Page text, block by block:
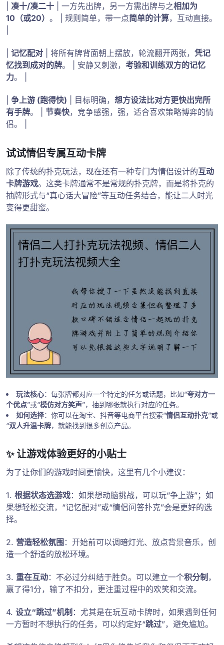
凑十/凑二十 | 一方先出牌，另一方需出牌与之相加为
10（或20） 。 | 规则简单，带一点简单的计算，互动直接。
记忆配对 | 将所有牌背面朝上摆放，轮流翻开两张， 凭记
忆找到成对的牌。 | 安静又刺激， 考验和训练双方的记忆
力。 |
争上游 (跑得快) | 目标明确， 想方设法比对方更快出完所
有手牌。 | 节奏快，竞争感强，强，适合喜欢策略博弈的情
侣。 |
试试情侣专属互动卡牌
除了传统的扑克玩法，现在还有一种专门为情侣设计的互动
卡牌游戏。这类卡牌通常不是常规的扑克牌，而是将扑克的
抽牌形式与“真心话大冒险”等互动任务结合，能让二人时光
变得更甜蜜。
玩法核心：每张牌都对应一个特定的任务或话题，比如“夸对方一
个优点”或“模仿对方笑声”，抽到哪张就执行对应的任务。
如何选择：你可以在淘宝、抖音等电商平台搜索“情侣互动扑克”或
“双人升温卡牌，就能找到很多创意产品。
✨ 让游戏体验更好的小贴士
为了让你们的游戏时间更愉快，这里有几个小建议：
1. 根据状态选游戏：如果想动脑挑战，可以玩“争上游”；如
果想轻松交流，“记忆配对”或“情侣问答扑克”会是更好的选
择。
2. 营造轻松氛围 ：开始前可以调暗灯光、放点背景音乐，创
造一个舒适的放松环境。
3. 重在互动：不必过分纠结于胜负。可以建立一个积分制 ，
赢了得1分，输了不扣分，更注重过程中的欢笑和交流。
4. 设立“跳过”机制 ：尤其是在玩互动卡牌时，如果遇到任何
一方暂时不想执行的任务，可以约定好“跳过”，避免尴尬。